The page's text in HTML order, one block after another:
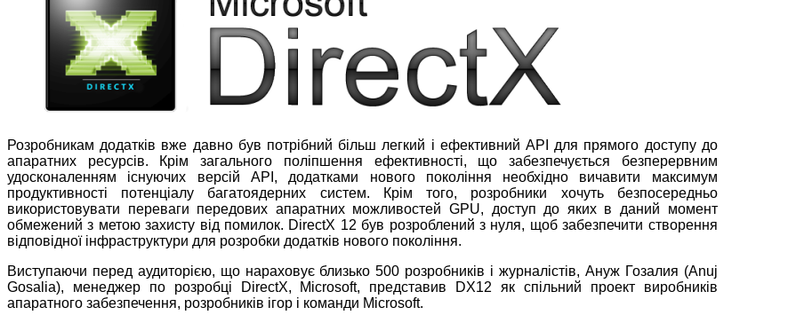
Розробникам додатків вже давно був потрібний більш легкий і ефективний API для прямого доступу до
апаратних ресурсів. Крім загального поліпшення ефективності, що забезпечується безперервним
удосконаленням існуючих версій API, додатками нового покоління необхідно вичавити максимум
продуктивності потенціалу багатоядерних систем. Крім того, розробники хочуть безпосередньо
використовувати переваги передових апаратних можливостей GPU, доступ до яких в даний момент
обмежений з метою захисту від помилок. DirectX 12 був розроблений з нуля, щоб забезпечити створення
відповідної інфраструктури для розробки додатків нового покоління.
Виступаючи перед аудиторією, що нараховує близько 500 розробників і журналістів, Ануж Гозалия (Anuj
Gosalia), менеджер по розробці DirectX, Microsoft, представив DX12 як спільний проект виробників
апаратного забезпечення, розробників ігор і команди Microsoft.